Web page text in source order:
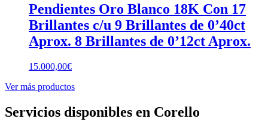
Pendientes Oro Blanco 18K Con 17
Brillantes c/u 9 Brillantes de 0’40ct
Aprox. 8 Brillantes de 0’12ct Aprox.
15.000,00€
Ver más productos
Servicios disponibles en Corello